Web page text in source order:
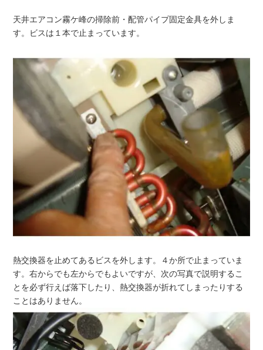
天井エアコン霧ケ峰の掃除前・配管パイプ固定金具を外しま
す。ビスは１本で止まっています。
熱交換器を止めてあるビスを外します。４か所で止まっていま
す。右からでも左からでもよいですが、次の写真で説明するこ
とを必ず行えば落下したり、熱交換器が折れてしまったりする
ことはありません。